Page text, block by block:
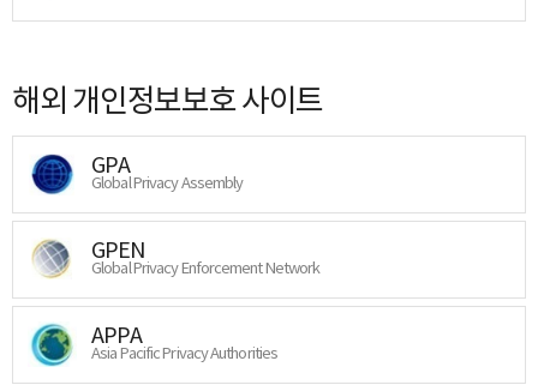
해외 개인정보보호 사이트
GPA
Global Privacy Assembly
GPEN
Global Privacy Enforcement Network
APPA
Asia Pacific Privacy Authorities